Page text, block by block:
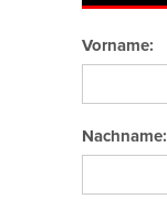
Vorname:
Nachname: